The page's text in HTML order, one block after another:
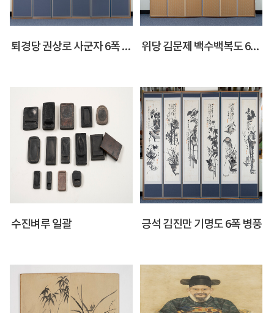
퇴경당 권상로 사군자 6폭 병풍 위당 김문제 백수백복도 6폭 병풍
수진벼루 일괄 긍석 김진만 기명도 6폭 병풍